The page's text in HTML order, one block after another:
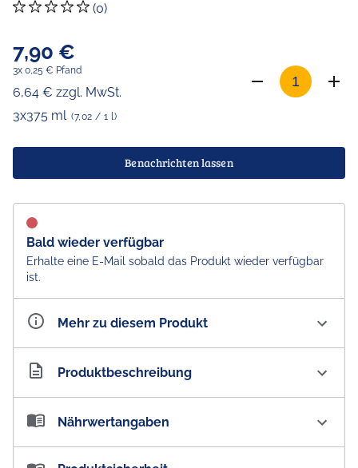
(0)
7,90 €
3x 0,25 € Pfand
6,64 € zzgl. MwSt.
3x375 ml (7,02 / 1 l)
Benachrichten lassen
Bald wieder verfügbar
Erhalte eine E-Mail sobald das Produkt wieder verfügbar
ist.
Mehr zu diesem Produkt
Artikelnummer AU200270
Produktbeschreibung
UDL Premix Ouzo & Cola Can 4.0 % vol. 3er Pack
UDLs - Real Aussie Originals! Real Aussie Favourites!
Nährwertangaben